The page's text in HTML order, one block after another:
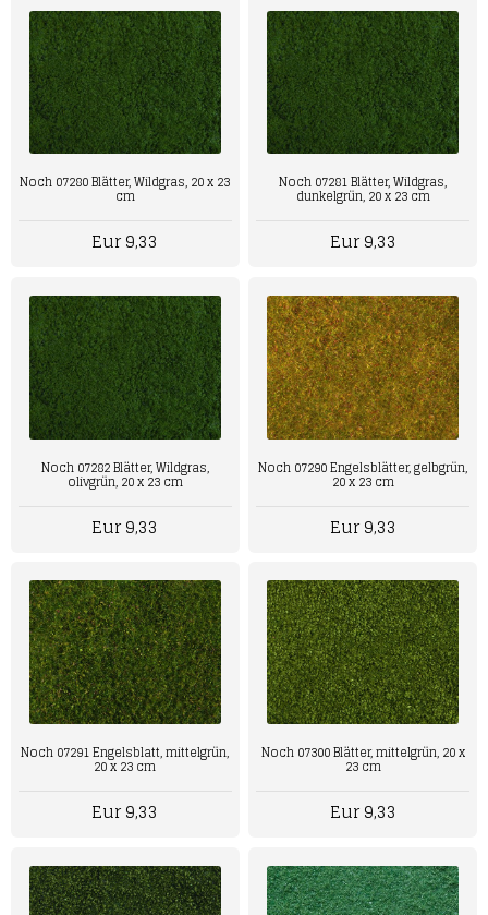
Noch 07280 Blätter, Wildgras, 20 x 23
cm
Eur 9,33
Noch 07281 Blätter, Wildgras,
dunkelgrün, 20 x 23 cm
Eur 9,33
Noch 07282 Blätter, Wildgras,
olivgrün, 20 x 23 cm
Eur 9,33
Noch 07290 Engelsblätter, gelbgrün,
20 x 23 cm
Eur 9,33
Noch 07291 Engelsblatt, mittelgrün,
20 x 23 cm
Eur 9,33
Noch 07300 Blätter, mittelgrün, 20 x
23 cm
Eur 9,33